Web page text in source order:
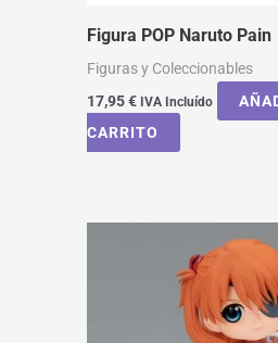
Figura POP Naruto Pain
Figuras y Coleccionables
17,95€ IVA Incluído
CARRITO